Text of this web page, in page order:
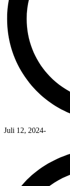
Juli 12, 2024-